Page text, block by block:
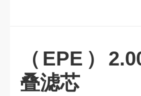
（EPE）
叠滤芯